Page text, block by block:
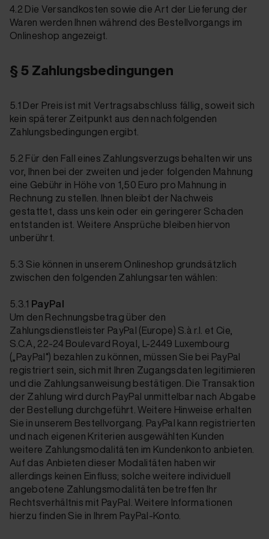
4.2 Die Versandkosten sowie die Art der Lieferung der
Waren werden Ihnen während des Bestellvorgangs im
Onlineshop angezeigt.
§ 5 Zahlungsbedingungen
5.1 Der Preis ist mit Vertragsabschluss fällig, soweit sich
kein späterer Zeitpunkt aus den nachfolgenden
Zahlungsbedingungen ergibt.
5.2 Für den Fall eines Zahlungsverzugs behalten wir uns
vor, Ihnen bei der zweiten und jeder folgenden Mahnung
eine Gebühr in Höhe von 1,50 Euro pro Mahnung in
Rechnung zu stellen. Ihnen bleibt der Nachweis
gestattet, dass uns kein oder ein geringerer Schaden
entstanden ist. Weitere Ansprüche bleiben hiervon
unberührt.
5.3 Sie können in unserem Onlineshop grundsätzlich
zwischen den folgenden Zahlungsarten wählen:
5.3.1 PayPal
Um den Rechnungsbetrag über den
Zahlungsdienstleister PayPal (Europe) S.à r.l. et Cie,
S.C.A, 22-24 Boulevard Royal, L-2449 Luxembourg
(„PayPal“) bezahlen zu können, müssen Sie bei PayPal
registriert sein, sich mit Ihren Zugangsdaten legitimieren
und die Zahlungsanweisung bestätigen. Die Transaktion
der Zahlung wird durch PayPal unmittelbar nach Abgabe
der Bestellung durchgeführt. Weitere Hinweise erhalten
Sie in unserem Bestellvorgang. PayPal kann registrierten
und nach eigenen Kriterien ausgewählten Kunden
weitere Zahlungsmodalitäten im Kundenkonto anbieten.
Auf das Anbieten dieser Modalitäten haben wir
allerdings keinen Einfluss; solche weitere individuell
angebotene Zahlungsmodalitäten betreffen Ihr
Rechtsverhältnis mit PayPal. Weitere Informationen
hierzu finden Sie in Ihrem PayPal-Konto.